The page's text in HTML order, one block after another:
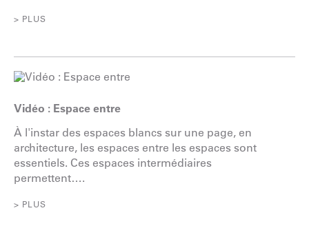
> PLUS
Vidéo : Espace entre
À l'instar des espaces blancs sur une page, en
architecture, les espaces entre les espaces sont
essentiels. Ces espaces intermédiaires
permettent….
> PLUS